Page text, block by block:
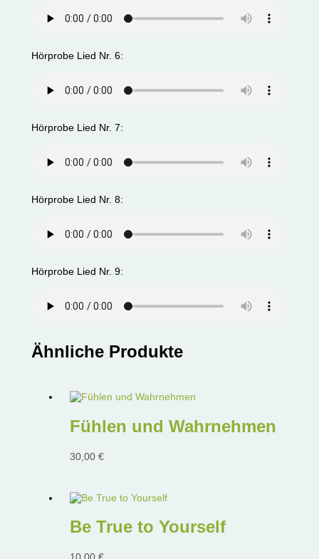
Hörprobe Lied Nr. 6:
Hörprobe Lied Nr. 7:
Hörprobe Lied Nr. 8:
Hörprobe Lied Nr. 9:
Ähnliche Produkte
Fühlen und Wahrnehmen
30,00 €
Be True to Yourself